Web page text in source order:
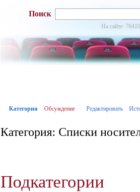
Поиск
На сайте:
Категория Обсуждение Редактировать
Категория: Списки
Подкатегории